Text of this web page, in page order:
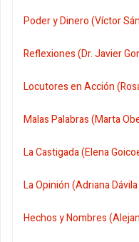
Poder y Dinero (Víctor
Reflexiones (Dr. Javier
Locutores en Acción
Malas Palabras (Marta
La Castigada (Elena
La Opinión (Adriana Dávila
Hechos y Nombres